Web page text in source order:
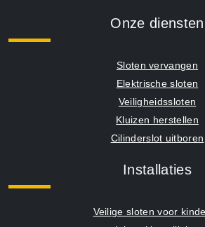
Onze diensten
Sloten vervangen
Elektrische sloten
Veiligheidssloten
Kluizen herstellen
Cilinderslot uitboren
Installaties
Veilige sloten voor